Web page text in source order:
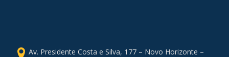
Av. Presidente Costa e Silva, 177 – Novo Horizonte –